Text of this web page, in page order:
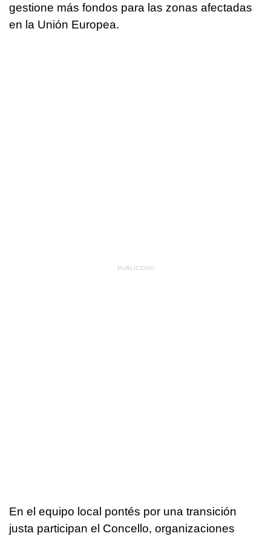
gestione más fondos para las zonas afectadas
en la Unión Europea.
En el equipo local pontés por una transición
justa participan el Concello, organizaciones